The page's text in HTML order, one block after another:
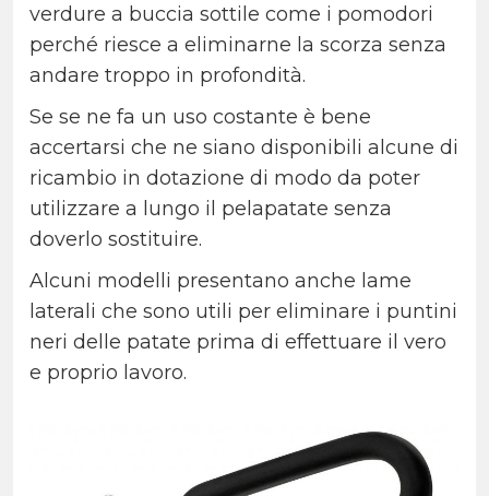
verdure a buccia sottile come i pomodori
perché riesce a eliminarne la scorza senza
andare troppo in profondità.
Se se ne fa un uso costante è bene
accertarsi che ne siano disponibili alcune di
ricambio in dotazione di modo da poter
utilizzare a lungo il pelapatate senza
doverlo sostituire.
Alcuni modelli presentano anche lame
laterali che sono utili per eliminare i puntini
neri delle patate prima di effettuare il vero
e proprio lavoro.